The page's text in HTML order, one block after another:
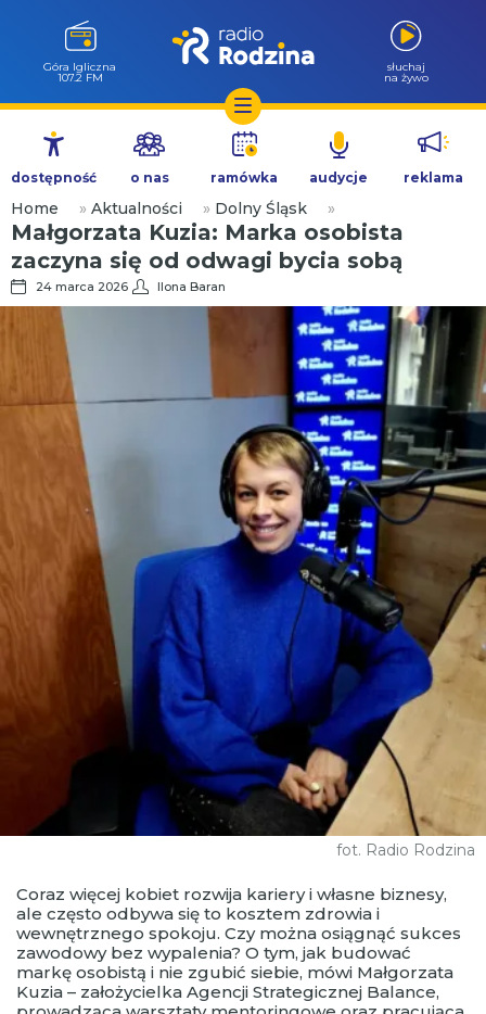
Przejdź
treści
Góra Igliczna
107.2 FM
słuchaj
na żywo
dostępność o nas ramówka audycje reklama
Home » Aktualności » Dolny Śląsk »
Małgorzata Kuzia: Marka osobista
zaczyna się od odwagi bycia sobą
24 marca 2026 Ilona Baran
fot. Radio Rodzina
Coraz więcej kobiet rozwija kariery i własne biznesy,
ale często odbywa się to kosztem zdrowia i
wewnętrznego spokoju. Czy można osiągnąć sukces
zawodowy bez wypalenia? O tym, jak budować
markę osobistą i nie zgubić siebie, mówi Małgorzata
Kuzia – założycielka Agencji Strategicznej Balance,